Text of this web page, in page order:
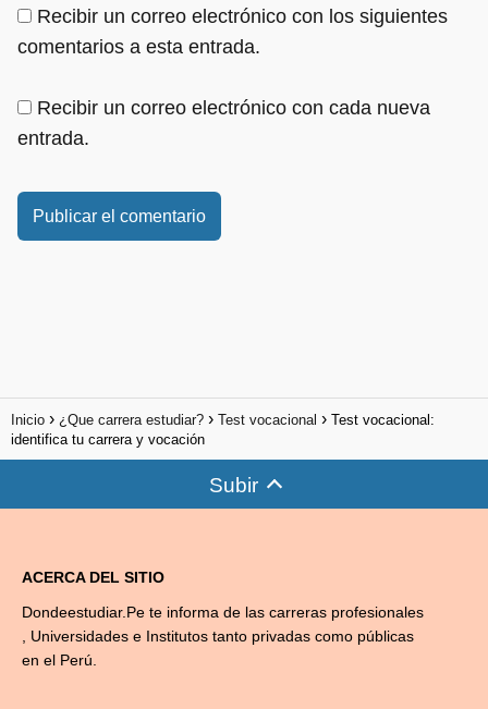
Recibir un correo electrónico con los siguientes
comentarios a esta entrada.
Recibir un correo electrónico con cada nueva
entrada.
Inicio ¿Que carrera estudiar? Test vocacional
Test vocacional:
identifica tu carrera y vocación
Subir
ACERCA DEL SITIO
Dondeestudiar.Pe te informa de las carreras profesionales
, Universidades e Institutos tanto privadas como públicas
en el Perú.